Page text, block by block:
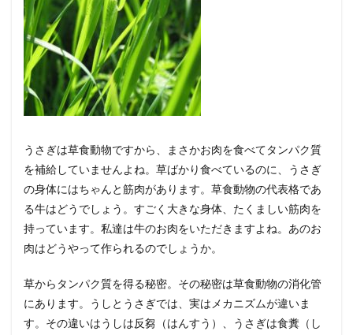
うさぎは草食動物ですから、まさかお肉を食べてタンパク質
を補給していませんよね。草ばかり食べているのに、うさぎ
の身体にはちゃんと筋肉があります。草食動物の代表格であ
る牛はどうでしょう。すごく大きな身体、たくましい筋肉を
持っています。私達は牛のお肉をいただきますよね。あのお
肉はどうやって作られるのでしょうか。
草からタンパク質を得る秘密。その秘密は草食動物の消化管
にあります。うしとうさぎでは、実はメカニズムが違いま
す。その違いはうしは反芻（はんすう）、うさぎは食糞（し